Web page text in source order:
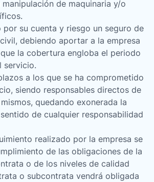
de maquinaria y/o
por su cuenta y riesgo un seguro de
debiendo aportar a la empresa
la cobertura engloba el periodo
servicio.
a los que se ha comprometido
siendo responsables directos de
quedando exonerada la
de cualquier responsabilidad
realizado por la empresa se
de las obligaciones de la
o de los niveles de calidad
o subcontrata vendrá obligada